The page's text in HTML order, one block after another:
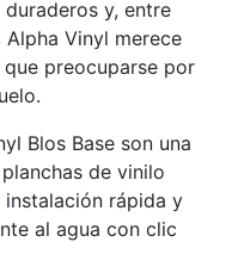
y, entre
Vinyl merece
preocuparse por
Blos Base son una
de vinilo
instalación rápida y
al agua con clic